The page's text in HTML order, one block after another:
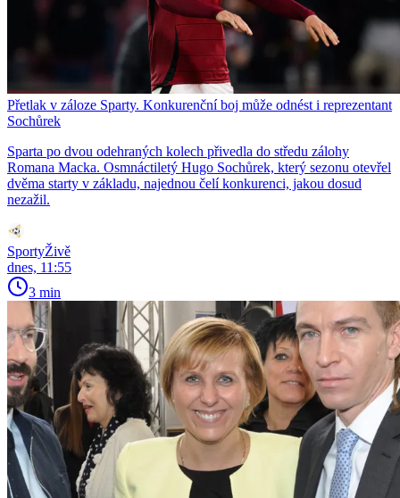
Přetlak v záloze Sparty. Konkurenční boj může odnést i reprezentant
Sochůrek
Sparta po dvou odehraných kolech přivedla do středu zálohy
Romana Macka. Osmnáctiletý Hugo Sochůrek, který sezonu otevřel
dvěma starty v základu, najednou čelí konkurenci, jakou dosud
nezažil.
SportyŽivě
dnes, 11:55
3 min